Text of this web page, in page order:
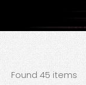
Found 45 items